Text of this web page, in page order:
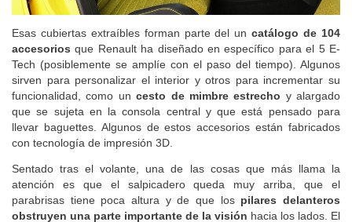
Esas cubiertas extraíbles forman parte del uncatálogo de 104
accesorios que Renault ha diseñado en específico para el 5 E-
Tech (posiblemente se amplíe con el paso del tiempo). Algunos
sirven para personalizar el interior y otros para incrementar su
funcionalidad, como uncesto de mimbre estrecho y alargado
que se sujeta en la consola central y que está pensado para
llevar baguettes. Algunos de estos accesorios están fabricados
con tecnología de impresión 3D.
Sentado tras el volante, una de las cosas que más llama la
atención es que el salpicadero queda muy arriba, que el
parabrisas tiene poca altura y de que los pilares delanteros
obstruyen una parte importante de la visión hacia los lados. El